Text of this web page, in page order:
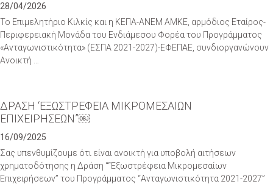
28/04/2026
Το Επιμελητήριο Κιλκίς και η ΚΕΠΑ-ΑΝΕΜ ΑΜΚΕ, αρμόδιος Εταίρος-
Περιφερειακή Μονάδα του Ενδιάμεσου Φορέα του Προγράμματος
«Ανταγωνιστικότητα» (ΕΣΠΑ 2021-2027)-ΕΦΕΠΑΕ, συνδιοργανώνουν
Ανοικτή …
ΔΡΑΣΗ ‘ΕΞΩΣΤΡΕΦΕΙΑ ΜΙΚΡΟΜΕΣΑΙΩΝ
ΕΠΙΧΕΙΡΗΣΕΩΝ”￼
16/09/2025
Σας υπενθυμίζουμε ότι είναι ανοικτή για υποβολή αιτήσεων
χρηματοδότησης η Δράση ““Εξωστρέφεια Μικρομεσαίων
Επιχειρήσεων” του Προγράμματος “Ανταγωνιστικότητα 2021-2027”